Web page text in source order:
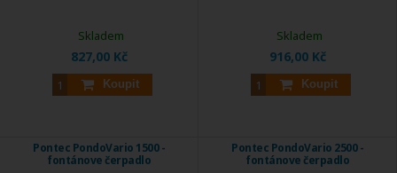
827,00 Kč
Koupit
Skladem
916,00 Kč
Koupit
Skladem
Pontec PondoVario 1500 -
fontánove čerpadlo
Pontec PondoVario 2500 -
fontánove čerpadlo